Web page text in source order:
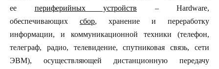
ее периферийных устройств – Hardware,
обеспечивающих сбор, хранение и переработку
информации, и коммуникационной техники (телефон,
телеграф, радио, телевидение, спутниковая связь, сети
ЭВМ), осуществляющей дистанционную передачу